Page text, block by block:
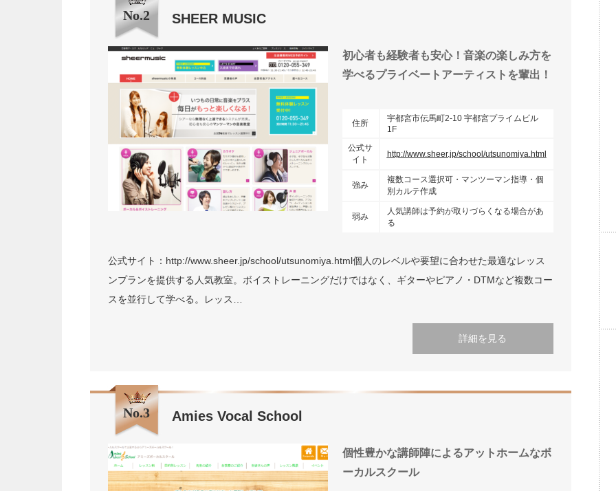
No.2 SHEER MUSIC
初心者も経験者も安心！音楽の楽しみ方を
学べるプライベートアーティストを輩出！
住所
宇都宮市伝馬町2-10 宇都宮プライムビル
1F
公式サ
イト
http://www.sheer.jp/school/utsunomiya.html
強み
複数コース選択可・マンツーマン指導・個
別カルテ作成
弱み
人気講師は予約が取りづらくなる場合があ
る
公式サイト：http://www.sheer.jp/school/utsunomiya.html個人のレベルや要望に合わせた最適なレッス
ンプランを提供する人気教室。ボイストレーニングだけではなく、ギターやピアノ・DTMなど複数コー
スを並行して学べる。レッス…
詳細を見る
No.3 Amies Vocal School
個性豊かな講師陣によるアットホームなボ
ーカルスクール